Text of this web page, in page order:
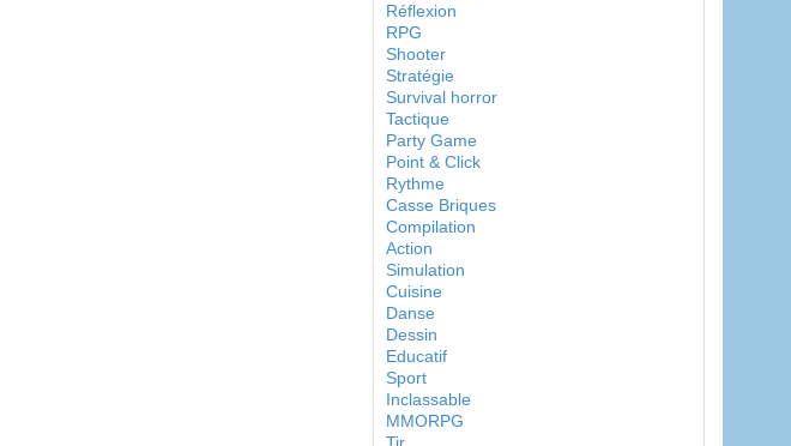
Réflexion
RPG
Shooter
Stratégie
Survival horror
Tactique
Party Game
Point & Click
Rythme
Casse Briques
Compilation
Action
Simulation
Cuisine
Danse
Dessin
Educatif
Sport
Inclassable
MMORPG